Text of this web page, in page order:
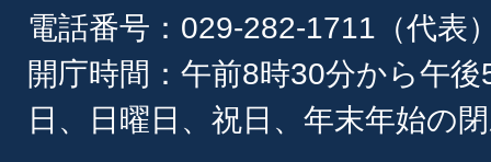
電話番号：029-282-1711（代表
開庁時間：午前8時30分から午
日、日曜日、祝日、年末年始の